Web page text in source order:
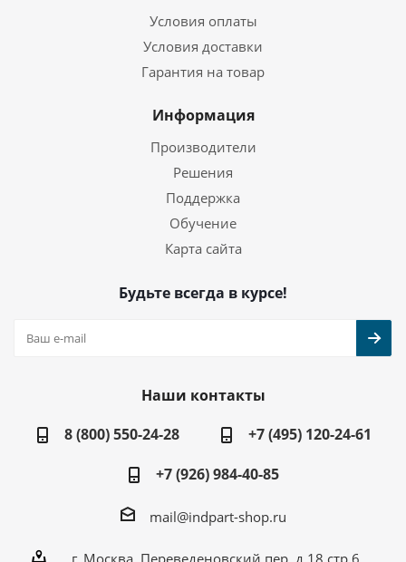
Условия оплаты
Условия доставки
Гарантия на товар
Информация
Производители
Решения
Поддержка
Обучение
Карта сайта
Будьте всегда в курсе!
Наши контакты
8 (800) 550-24-28
+7 (495) 120-24-61
+7 (926) 984-40-85
mail@indpart-shop.ru
г. Москва, Переведеновский пер, д.18 стр.6,